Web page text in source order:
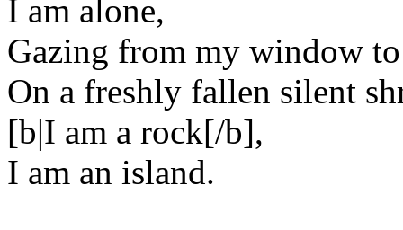
I am alone,
Gazing from my window
On a freshly fallen silent
[b|I am a rock[/b],
I am an island.